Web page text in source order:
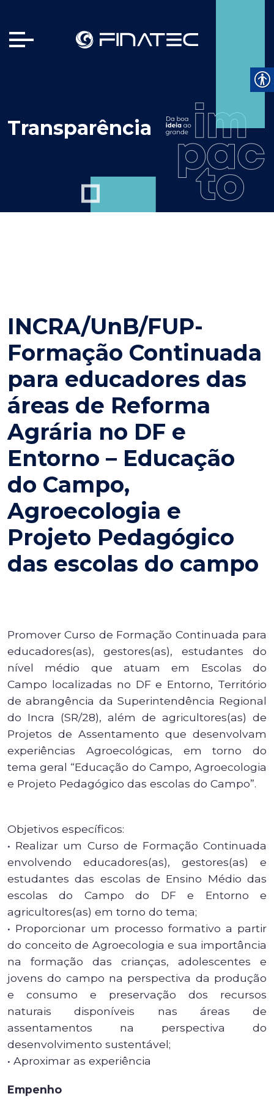
Transparência
INCRA/UnB/FUP-
Formação Continuada
para educadores das
áreas de Reforma
Agrária no DF e
Entorno – Educação
do Campo,
Agroecologia e
Projeto Pedagógico
das escolas do campo
Promover Curso de Formação Continuada para
educadores(as), gestores(as), estudantes do
nível médio que atuam em Escolas do
Campo localizadas no DF e Entorno, Território
de abrangência da Superintendência Regional
do Incra (SR/28), além de agricultores(as) de
Projetos de Assentamento que desenvolvam
experiências Agroecológicas, em torno do
tema geral “Educação do Campo, Agroecologia
e Projeto Pedagógico das escolas do Campo”.
Objetivos específicos:
• Realizar um Curso de Formação Continuada
envolvendo educadores(as), gestores(as) e
estudantes das escolas de Ensino Médio das
escolas do Campo do DF e Entorno e
agricultores(as) em torno do tema;
• Proporcionar um processo formativo a partir
do conceito de Agroecologia e sua importância
na formação das crianças, adolescentes e
jovens do campo na perspectiva da produção
e consumo e preservação dos recursos
naturais disponíveis nas áreas de
assentamentos na perspectiva do
desenvolvimento sustentável;
• Aproximar as experiência
Empenho